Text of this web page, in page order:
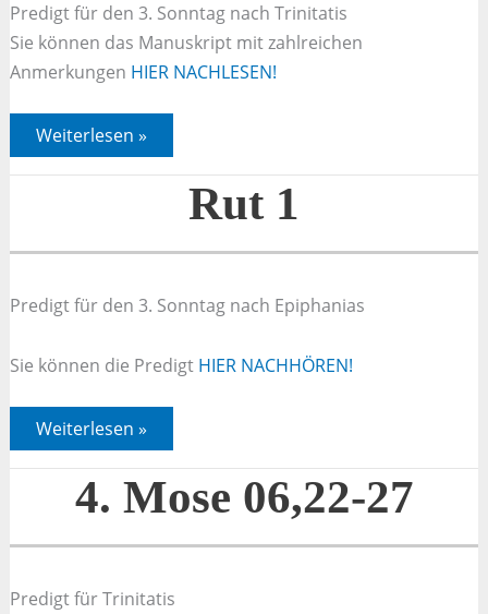
Predigt für den 3. Sonntag nach Trinitatis
Sie können das Manuskript mit zahlreichen
Anmerkungen HIER NACHLESEN!
Rut
1
Weiterlesen »
Rut 1
Predigt für den 3. Sonntag nach Epiphanias
Sie können die Predigt HIER NACHHÖREN!
Rut
1
Weiterlesen »
4. Mose 06,22-27
Predigt für Trinitatis